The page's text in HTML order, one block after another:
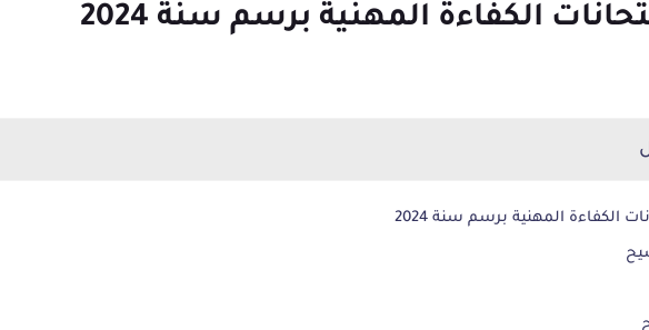
الكفاءة المهنية برسم سنة 2024
الكفاءة المهنية برسم سنة 2024